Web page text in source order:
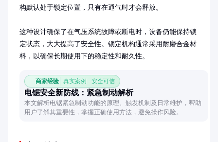
构默认处于锁定位置，只有在通气时才会释放。
这种设计确保了在气压系统故障或断电时，设备仍能保持锁
定状态，大大提高了安全性。锁定机构通常采用耐磨合金材
料，以确保长期使用下的稳定性和耐久性。
商家经验 真实案例 · 安全可信
电锯安全新防线：紧急制动解析
本文解析电锯紧急制动功能的原理、触发机制及日常维护，帮助
用户了解其重要性，掌握正确使用方法，避免操作风险。